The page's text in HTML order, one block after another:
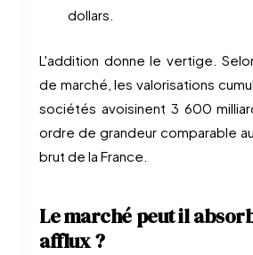
dollars.
L'addition donne le vertige.
de marché, les valorisations
sociétés avoisinent 3 600
ordre de grandeur comparable
brut de la France.
Le marché peut il
afflux ?